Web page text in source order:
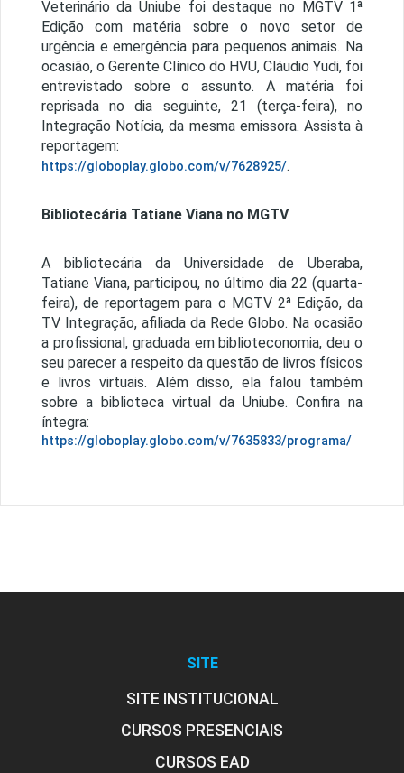
Veterinário da Uniube foi destaque no MGTV 1ª
Edição com matéria sobre o novo setor de
urgência e emergência para pequenos animais. Na
ocasião, o Gerente Clínico do HVU, Cláudio Yudi, foi
entrevistado sobre o assunto. A matéria foi
reprisada no dia seguinte, 21 (terça-feira), no
Integração Notícia, da mesma emissora. Assista à
reportagem:
https://globoplay.globo.com/v/7628925/.
Bibliotecária Tatiane Viana no MGTV
A bibliotecária da Universidade de Uberaba,
Tatiane Viana, participou, no último dia 22 (quarta-
feira), de reportagem para o MGTV 2ª Edição, da
TV Integração, afiliada da Rede Globo. Na ocasião
a profissional, graduada em biblioteconomia, deu o
seu parecer a respeito da questão de livros físicos
e livros virtuais. Além disso, ela falou também
sobre a biblioteca virtual da Uniube. Confira na
íntegra:
https://globoplay.globo.com/v/7635833/programa/
SITE
SITE INSTITUCIONAL
CURSOS PRESENCIAIS
CURSOS EAD